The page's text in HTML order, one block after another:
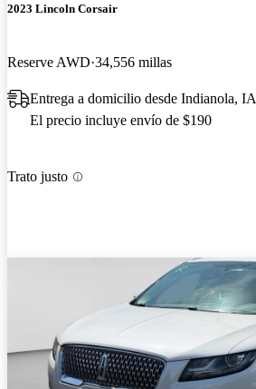
2023 Lincoln Corsair
Reserve AWD 34,556 millas
Entrega a domicilio desde Indianola, IA
El precio incluye envío de $190
Trato justo